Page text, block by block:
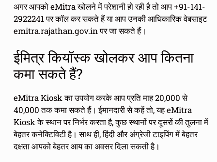
अगर आपको eMitra खोलने में परेशानी हो रही है तो आप +91-141-
2922241 पर कॉल कर सकते हैं या आप उनकी आधिकारिक वेबसाइट
emitra.rajathan.gov.in पर जा सकते हैं।
ईमित्र कियॉस्क खोलकर आप कितना
कमा सकते हैं?
eMitra Kiosk का उपयोग करके आप प्रति माह 20,000 से
40,000 तक कमा सकते हैं। ईमानदारी से कहें तो, यह eMitra
Kiosk के स्थान पर निर्भर करता है, कुछ स्थानों पर दूसरों की तुलना में
बेहतर कनेक्टिविटी है। साथ ही, हिंदी और अंग्रेजी टाइपिंग में बेहतर
दक्षता आपको बेहतर आय का अवसर दिला सकती है।